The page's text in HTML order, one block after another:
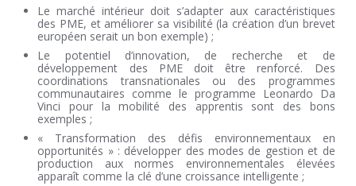
Le marché intérieur doit s’adapter aux caractéristiques
des PME, et améliorer sa visibilité (la création d’un brevet
européen serait un bon exemple) ;
Le potentiel d’innovation, de recherche et de
développement des PME doit être renforcé. Des
coordinations transnationales ou des programmes
communautaires comme le programme Leonardo Da
Vinci pour la mobilité des apprentis sont des bons
exemples ;
« Transformation des défis environnementaux en
opportunités » : développer des modes de gestion et de
production aux normes environnementales élevées
apparaît comme la clé d’une croissance intelligente ;